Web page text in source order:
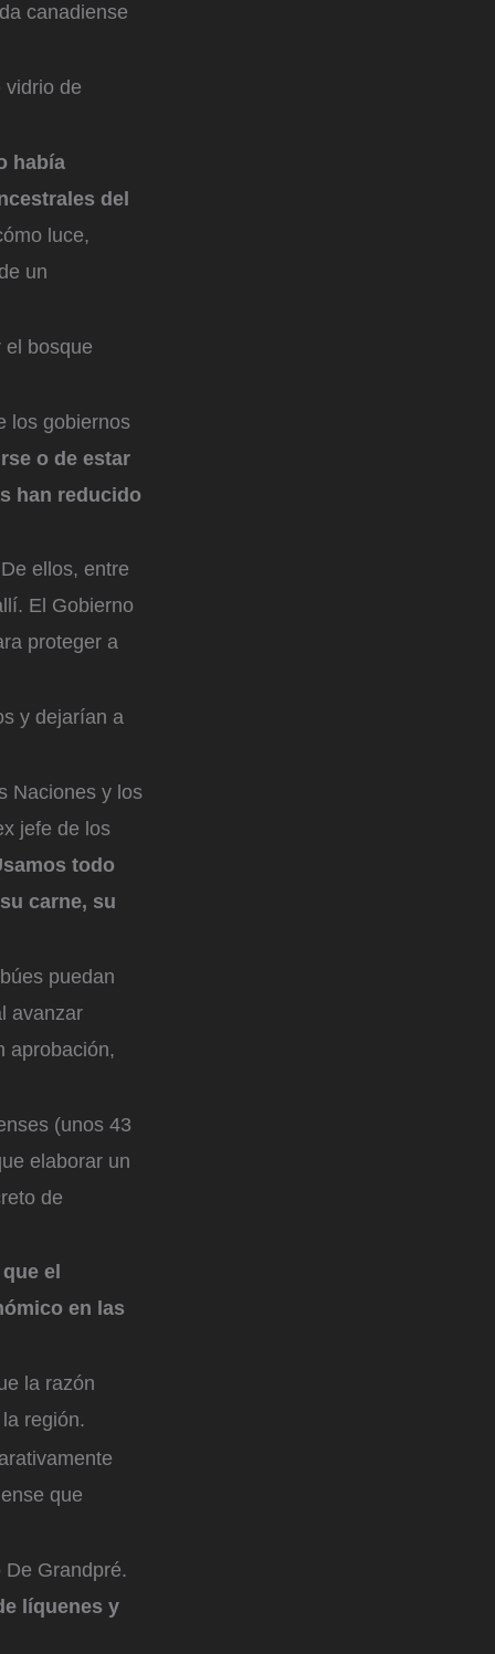
canadiense
vidrio de
había
del
luce,
un
el bosque
los gobiernos
o de estar
han reducido
ellos, entre
El Gobierno
proteger a
y dejarían a
Naciones y los
jefe de los
todo
carne, su
puedan
avanzar
aprobación,
(unos 43
elaborar un
de
el
en las
la razón
región.
que
Grandpré.
líquenes y